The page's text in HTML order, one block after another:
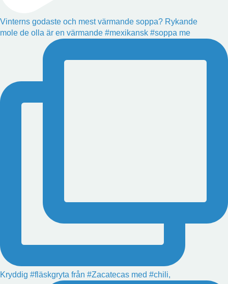
Vinterns godaste och mest värmande soppa? Rykande
mole de olla är en värmande #mexikansk #soppa me
Kryddig #fläskgryta från #Zacatecas med #chili,